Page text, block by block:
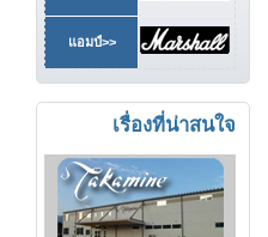
แอมป์>>
เรื่องที่น่าสนใจ